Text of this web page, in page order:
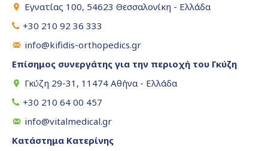
Εγνατίας 100, 54623 Θεσσαλονίκη - Ελλάδα
+30 210 92 36 333
info@kifidis-orthopedics.gr
Επίσημος συνεργάτης για την περιοχή του Γκύζη
Γκύζη 29-31, 11474 Αθήνα - Ελλάδα
+30 210 64 00 457
info@vitalmedical.gr
Κατάστημα Κατερίνης